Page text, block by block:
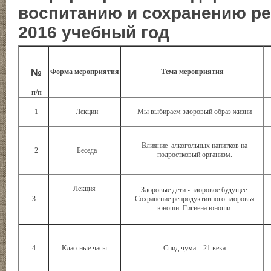
воспитанию и сохранению
2016 учебный год
№
п/п
Форма мероприятия Тема мероприятия
1 Лекции Мы выбираем здоровый образ жизни
2 Беседа
Влияние алкогольных напитков на
подростковый организм.
3
Лекция
Здоровые дети - здоровое будущее.
Сохранение репродуктивного здоровья
юноши. Гигиена юноши.
4 Классные часы Спид чума – 21 века